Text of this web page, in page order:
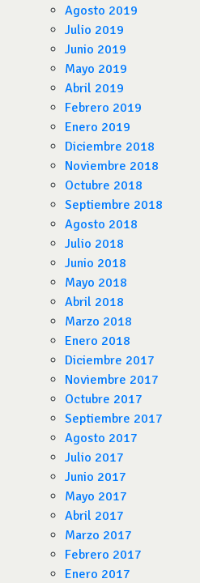
Agosto 2019
Julio 2019
Junio 2019
Mayo 2019
Abril 2019
Febrero 2019
Enero 2019
Diciembre 2018
Noviembre 2018
Octubre 2018
Septiembre 2018
Agosto 2018
Julio 2018
Junio 2018
Mayo 2018
Abril 2018
Marzo 2018
Enero 2018
Diciembre 2017
Noviembre 2017
Octubre 2017
Septiembre 2017
Agosto 2017
Julio 2017
Junio 2017
Mayo 2017
Abril 2017
Marzo 2017
Febrero 2017
Enero 2017